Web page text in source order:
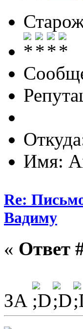
Имя:
Re:
Вадиму
« Ответ
ЗА